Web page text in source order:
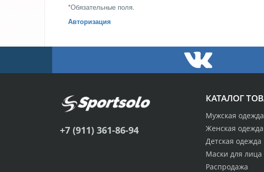
*Обязательные поля.
Авторизация
КАТАЛОГ
Мужская одежда
Женская одежда
Детская одежда
Маски для лица
Распродажа
+7 (911) 361-86-94